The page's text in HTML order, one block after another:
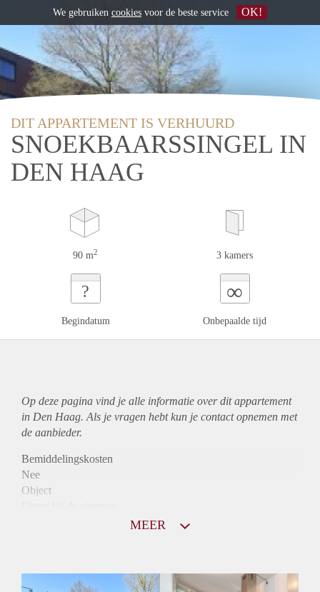
DIT APPARTEMENT IS VERHUURD
SNOEKBAARSSINGEL IN
DEN HAAG
90 m2 3 kamers
?
Begindatum
∞
Onbepaalde tijd
Op deze pagina vind je alle informatie over ditappartement
in Den Haag. Als je vragen hebt kun je contact opnemen met
de aanbieder.
Bemiddelingskosten
Nee
Object
Huurtoeslag
MEER
We gebruiken cookies voor de beste service OK!